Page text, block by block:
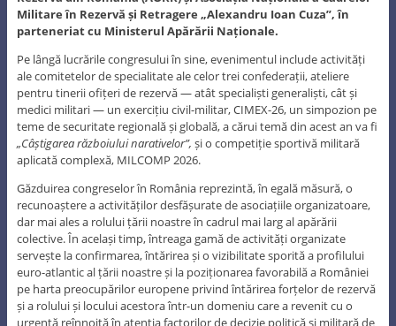
Militare în Rezervă și Retragere „Alexandru Ioan Cuza”, în
parteneriat cu Ministerul Apărării Naționale.
Pe lângă lucrările congresului în sine, evenimentul include activități
ale comitetelor de specialitate ale celor trei confederații, ateliere
pentru tinerii ofițeri de rezervă — atât specialiști generaliști, cât și
medici militari — un exercițiu civil-militar, CIMEX-26, un simpozion pe
teme de securitate regională și globală, a cărui temă din acest an va fi
„Câștigarea războiului narativelor”, și o competiție sportivă militară
aplicată complexă, MILCOMP 2026.
Găzduirea congreselor în România reprezintă, în egală măsură, o
recunoaștere a activităților desfășurate de asociațiile organizatoare,
dar mai ales a rolului țării noastre în cadrul mai larg al apărării
colective. În același timp, întreaga gamă de activități organizate
servește la confirmarea, întărirea și o vizibilitate sporită a profilului
euro-atlantic al țării noastre și la poziționarea favorabilă a României
pe harta preocupărilor europene privind întărirea forțelor de rezervă
și a rolului și locului acestora într-un domeniu care a revenit cu o
urgență reînnoită în atenția factorilor de decizie politică și militară de